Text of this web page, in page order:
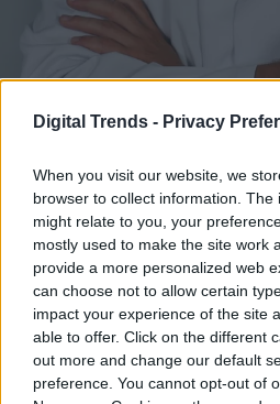
Digital Trends - Privacy
When you visit our website, we
browser to collect information. The
might relate to you, your
mostly used to make the site work
provide a more personalized web
can choose not to allow certain
impact your experience of the site
able to offer. Click on the different
out more and change our default
preference. You cannot opt-out of
La salud de tu familia es
Estados Unidos
siguen hablando solo